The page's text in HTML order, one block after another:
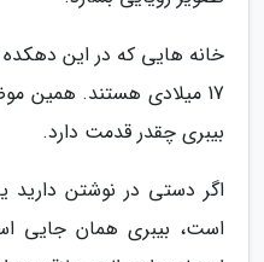
خانه هایی که در این دهکده
17 میلادی هستند.
بیبری چقدر قدمت دارد.
اگر دستی در نوشتن دارید
است، بیبری همان جایی